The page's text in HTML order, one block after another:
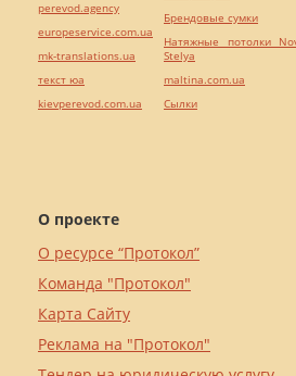
О проекте
О ресурсе “Протокол”
Команда "Протокол"
Карта Сайту
Реклама на "Протокол"
perevod.agency
europeservice.com.ua
mk-translations.ua
текст юа
kievperevod.com.ua
Брендовые сумки
Натяжные потолки
Stelya
maltina.com.ua
Cылки